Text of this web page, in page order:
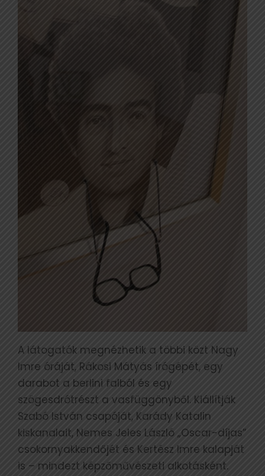
A látogatók megnézhetik a többi közt Nagy
Imre óráját, Rákosi Mátyás írógépét, egy
darabot a berlini falból és egy
szögesdrótrészt a vasfüggönyből. Kiállítják
Szabó István csapóját, Karády Katalin
kiskanalait, Nemes Jeles László „Oscar-díjas”
csokornyakkendőjét és Kertész Imre kalapját
is – mindezt képzőművészeti alkotásként.